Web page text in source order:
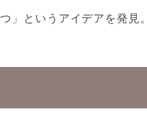
」というアイデアを発見。